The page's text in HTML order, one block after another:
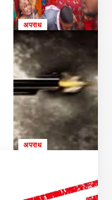
अपराध
अपराध